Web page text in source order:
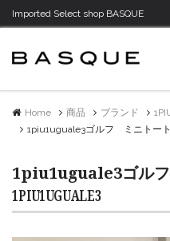
Imported Select shop BASQUE
Home 商品 ブランド
1piu1uguale3ゴルフ ミニトート
1piu1uguale3ゴル
1PIU1UGUALE3